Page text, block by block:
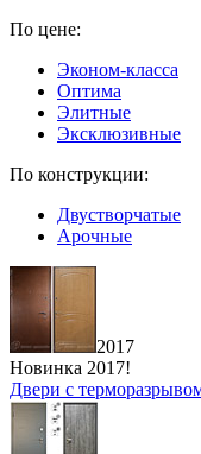
По цене:
Эконом-класса
Оптима
Элитные
Эксклюзивные
По конструкции:
Двустворчатые
Арочные
2017
Новинка 2017!
Двери с